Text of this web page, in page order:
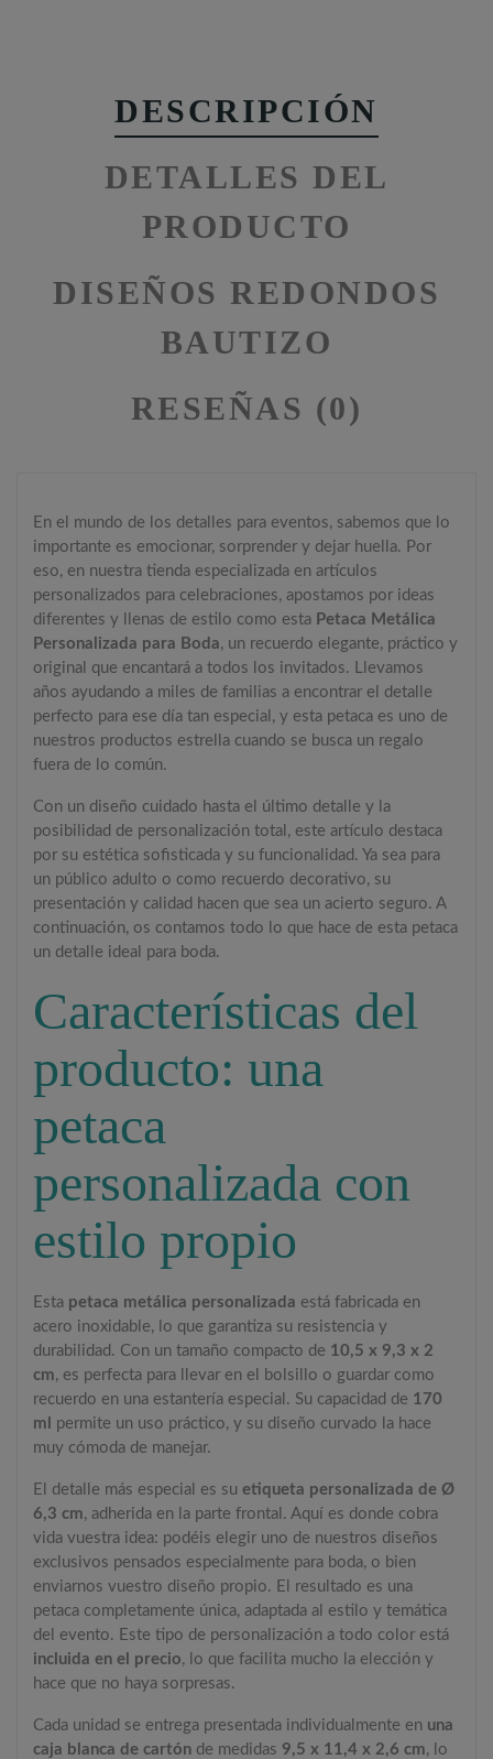
DESCRIPCIÓN
DETALLES DEL
PRODUCTO
DISEÑOS REDONDOS
BAUTIZO
RESEÑAS (0)
En el mundo de los detalles para eventos, sabemos que lo
importante es emocionar, sorprender y dejar huella. Por
eso, en nuestra tienda especializada en artículos
personalizados para celebraciones, apostamos por ideas
diferentes y llenas de estilo como esta Petaca Metálica
Personalizada para Boda, un recuerdo elegante, práctico y
original que encantará a todos los invitados. Llevamos
años ayudando a miles de familias a encontrar el detalle
perfecto para ese día tan especial, y esta petaca es uno de
nuestros productos estrella cuando se busca un regalo
fuera de lo común.
Con un diseño cuidado hasta el último detalle y la
posibilidad de personalización total, este artículo destaca
por su estética sofisticada y su funcionalidad. Ya sea para
un público adulto o como recuerdo decorativo, su
presentación y calidad hacen que sea un acierto seguro. A
continuación, os contamos todo lo que hace de esta petaca
un detalle ideal para boda.
Características del
producto: una
petaca
personalizada con
estilo propio
Esta petaca metálica personalizada está fabricada en
acero inoxidable, lo que garantiza su resistencia y
durabilidad. Con un tamaño compacto de 10,5 x 9,3 x 2
cm, es perfecta para llevar en el bolsillo o guardar como
recuerdo en una estantería especial. Su capacidad de 170
ml
permite un uso práctico, y su diseño curvado la hace
muy cómoda de manejar.
El detalle más especial es suetiqueta personalizada de Ø
6,3 cm, adherida en la parte frontal. Aquí es donde cobra
vida vuestra idea: podéis elegir uno de nuestros diseños
exclusivos pensados especialmente para boda, o bien
enviarnos vuestro diseño propio. El resultado es una
petaca completamente única, adaptada al estilo y temática
del evento. Este tipo de personalización a todo color está
incluida en el precio, lo que facilita mucho la elección y
hace que no haya sorpresas.
Cada unidad se entrega presentada individualmente en una
caja blanca de cartón de medidas 9,5 x 11,4 x 2,6 cm, lo